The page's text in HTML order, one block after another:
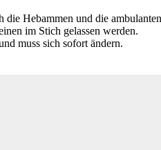
die Hebammen und die ambulanten
im Stich gelassen werden.
muss sich sofort ändern.